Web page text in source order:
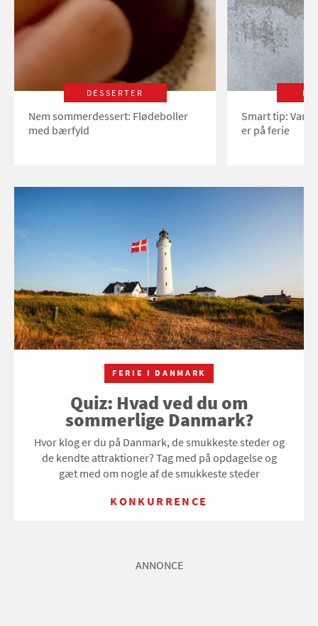
DESSERTER
Nem sommerdessert: Flødeboller
med bærfyld
Smart tip:
er på ferie
FERIE I DANMARK
Quiz: Hvad ved du om
sommerlige Danmark?
Hvor klog er du på Danmark, de smukkeste steder og
de kendte attraktioner? Tag med på opdagelse og
gæt med om nogle af de smukkeste steder
KONKURRENCE
ANNONCE